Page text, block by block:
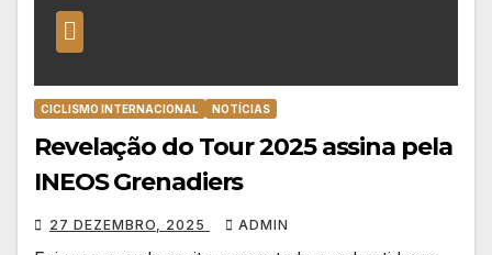
CICLISMO INTERNACIONAL NOTÍCIAS
Revelação do Tour 2025 assina pela
INEOS Grenadiers
27 DEZEMBRO, 2025 ADMIN